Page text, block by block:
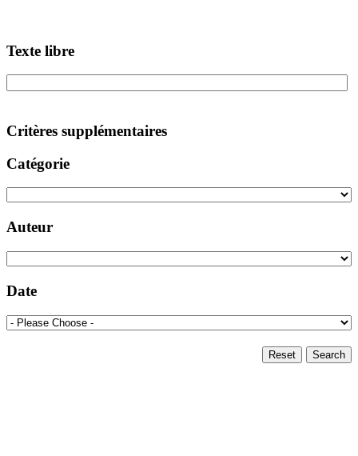
Texte libre
Critères supplémentaires
Catégorie
Auteur
Date
Search
Reset